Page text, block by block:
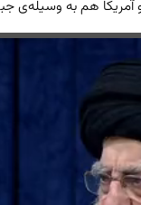
آمریکا هم به‌ وسیله‌ی